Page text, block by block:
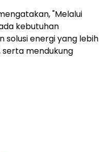
"Melalui
kebutuhan
solusi energi yang lebih
serta mendukung